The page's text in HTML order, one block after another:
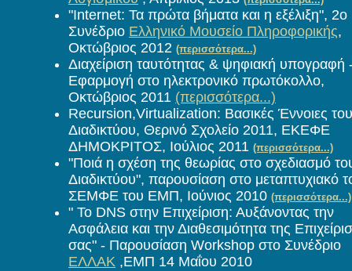
"Internet: Τα πρώτα βήματα και η εξέλιξη", 2ο
Συνέδριο Ελληνικό Μουσείο Πληροφορικής,
Οκτώβριος 2012 (περισσότερα...)
Διαχείριση ταυτότητας & ψηφιακή υπογραφή
Εφαρμογή στο ηλεκτρονικό πρωτόκολλο,
Οκτώβριος 2011 (περισσότερα...)
Recursion,Virtualization: Βασικές Έννοιες του
Διαδικτύου, Θερινό Σχολείο 2011, ΕΚΕΦΕ
ΔΗΜΟΚΡΙΤΟΣ, Ιούλιος 2011 (περισσότερα...)
"Ποιά η σχέση της θεωρίας στο σχεδιασμό
Διαδικτύου", παρουσίαση στο μεταπτυχιακό
ΣΕΜΦΕ του ΕΜΠ, Ιούνιος 2010 (περισσότερα...)
" To DNS στην Επιχείριση: Αυξάνοντας την
Ασφάλεια και την Διαθεσιμότητα της
σας" - Παρουσίαση Workshop στο Συνέδριο
ΕΛΛΑΚ ,ΕΜΠ 14 Μαΐου 2010